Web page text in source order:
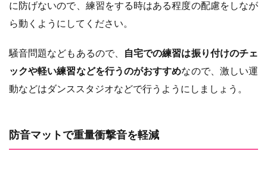
に防げないので、練習をする時はある程度の配慮をしなが
ら動くようにしてください。
騒音問題などもあるので、
自宅での練習は振り付けのチェ
ックや軽い練習などを行うのがおすすめなので、激しい運
動などはダンススタジオなどで行うようにしましょう。
防音マットで重量衝撃音を軽減